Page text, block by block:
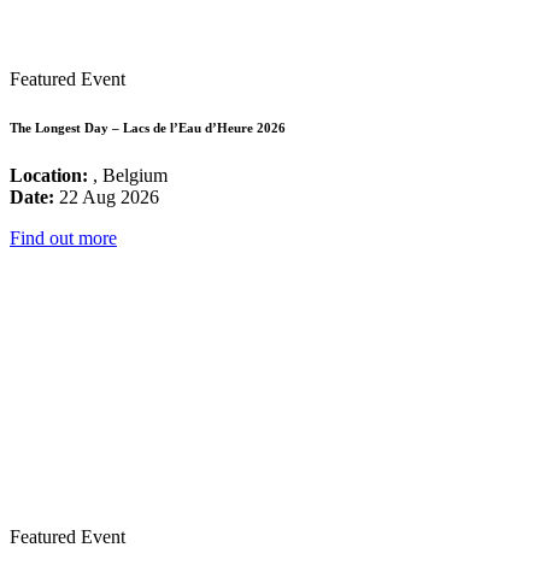
Featured Event
The Longest Day – Lacs de l’Eau d’Heure 2026
Location: , Belgium
Date: 22 Aug 2026
Find out more
Featured Event